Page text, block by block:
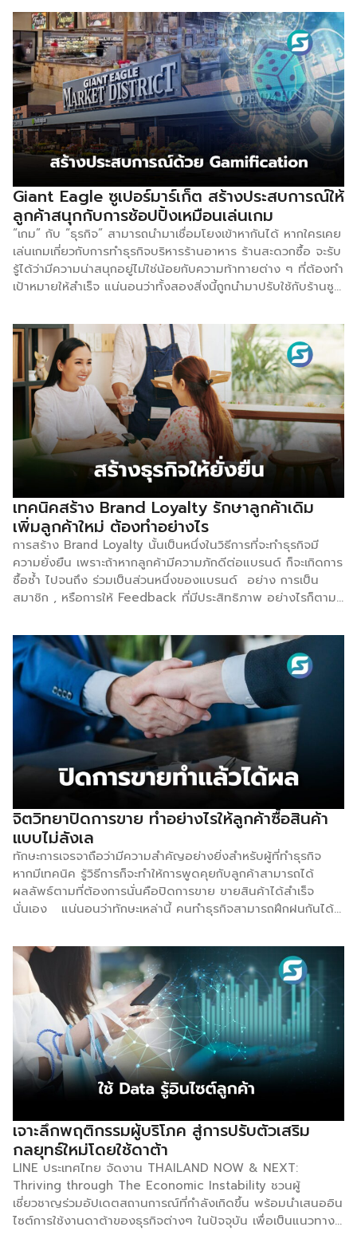
รนด์นี้คือ Lazy Economy หรือเศรษฐศาสตร์ของคนขี้เกียจ ที่
อธิบายถึงไลฟ์สไตล์ผู้บริโภคที่ชอบความสะดวกสบาย เน้นใช้เวลา
ไม่เยอะ เช่น การสั่งอาหารแบบเดลิเวอรีแม้ร้านอาหารจะอยู่ใกล้
บ้านก็ตาม, การจ้างคนไปเข้าแถวเพื่อซื้ออาหารที่อยากกิน เหล่านี้
เป็นการที่ผู้บริโภคเต็มใจที่จะใช้เงินแลกกับความสะดวกสบาย นับ
ตั้งแต่การแพร่ระบาดโควิด-19 เทรนด์ Lazy Economy ได้
เติบโตขึ้นเรื่อย ๆ จนกลายเป็นโอกาสที่แบรนด์ธุรกิจจะเข้ามาเสนอ
บริการตอบโจทย์เรื่องนี้ อีกทั้ง ธุรกิจสตาร์ทอัพทั่วโลก 34% ทำ
ธุรกิจเพื่อสนับสนุนคนขี้เกียจ งานวิจัยเรื่อง “เจาะลึกอินไซต์
พิชิตใจคนขี้เกียจ” ของนักศึกษาสาขาการตลาดวิทยาลัยการ
จัดการ มหาวิทยาลัยมหิดล (CMMU) ชี้ให้เห็นว่าตลาดคนขี้เกียจ
น่าจับตามอง และมีแนวโน้มเติบโตในอนาคต ด้านอินไซต์ Top 4
สุดยอดพฤติกรรมขี้เกียจ ที่ผู้บริโภคยอมควักกระเป๋าจ่าย และเป็น
จุดเริ่มต้นที่จะสร้างโอกาสไปสู่ธุรกิจใหม่ ๆ 1.ขี้เกียจเดินทาง ผู้คน
ลักษณะนี้จะมีความคิดว่าการเดินทางไปไหนมาไหนในแต่ละครั้ง
ต้องเสียทั้งเงิน โดยเฉพาะในเมืองใหญ่ ดังนั้น พวกเขาจึงยอม
จ่ายเพื่อซื้อเวลา […]
Giant Eagle ซูเปอร์มาร์เก็ต สร้างประสบการณ์ให้
ลูกค้าสนุกกับการช้อปปิ้งเหมือนเล่นเกม
“เกม” กับ “ธุรกิจ” สามารถนำมาเชื่อมโยงเข้าหากันได้ หากใครเคย
เล่นเกมเกี่ยวกับการทำธุรกิจบริหารร้านอาหาร ร้านสะดวกซื้อ จะรับ
รู้ได้ว่ามีความน่าสนุกอยู่ไม่ใช่น้อยกับความท้าทายต่าง ๆ ที่ต้องทำ
เป้าหมายให้สำเร็จ แน่นอนว่าทั้งสองสิ่งนี้ถูกนำมาปรับใช้กับร้านซู
มาร์เก็ตระดับภูมิภาคที่ให้บริการมากกว่า 470 สาขา ในสหรัฐฯ
โดยนอกเหนือจากบริการส่งมอบอาหารคุณภาพสูง และคุ้มค่าให้
กับลูกค้า ก็ยังมีรูปแบบการสร้างประสบการณ์ให้กับลูกค้าผ่าน
กลยุทธ์ที่เรียกว่า Gamification ที่นำกลไก และองค์ประกอบของ
เกมมาปรับใช้กับธุรกิจร้านซูเปอร์มาร์เก็ตสร้างความน่าสนใจให้กับ
ลูกค้า กระตุ้นการซื้อสินค้า หรือบริการเพิ่มมากขึ้น ร้านสะดวก
ซื้อรายนี้จะนำวิธี Gamification มาสร้างประสบการณ์ให้กับลูกค้า
เดินซื้อของเหมือนว่าอยู่ในเกมๆ หนึ่ง มีภารกิจที่ต้องทำ หากทำ
สำเร็จก็จะได้รับเป็นรางวัล หรือแต้มสะสมผ่านแอปพลิเคชัน ซึ่ง
ลูกค้าประจำกับลูกค้าหน้าใหม่ก็จะมีภารกิจที่แตกต่างกันออกไป
นอกจากนี้ ร้านซูเปอร์มาร์เก็ตรายนี้ ยังจัดโปรโมชันพิเศษอีก
มากมาย เพื่อดึงดูดลูกค้า เช่น การเติมน้ำมันฟรีให้กับลูกค้า รวม
ถึงมีดีลพิเศษ ๆ ออกมาเสมอ แน่นอนว่ากลยุทธ์กลายเป็นจุด
ดึงดูดให้ลูกค้าต้องกลับมาซื้อสินค้าที่ร้านอยู่เสมอ เพื่อติดตาม
โปรโมชันสำคัญที่พลาดไม่ได้ แน่นอนว่ากลยุทธ์
“Gamification Marketing” เป็นวิธีการทำการตลาดที่ได้ผลลัพธ์
ที่ดีเยี่ยมในยุคดิจิทัลที่นำเสน่ห์ของการเล่นเกมมาอยู่ในโลกแห่ง
การทำธุรกิจยังสามารถเพิ่มยอดขาย […]
เทคนิคสร้าง Brand Loyalty รักษาลูกค้าเดิม
เพิ่มลูกค้าใหม่ ต้องทำอย่างไร
การสร้าง Brand Loyalty นั้นเป็นหนึ่งในวิธีการที่จะทำธุรกิจมี
ความยั่งยืน เพราะถ้าหากลูกค้ามีความภักดีต่อแบรนด์ ก็จะเกิดการ
ซื้อซ้ำ ไปจนถึง ร่วมเป็นส่วนหนึ่งของแบรนด์ อย่าง การเป็น
สมาชิก , หรือการให้ Feedback ที่มีประสิทธิภาพ อย่างไรก็ตาม
น่าเชื่อถือของสินค้า หรือบริการ ต่อลูกค้าให้ได้นั่นเอง ซึ่งนั่นก็คือ
Trust ความเชื่อมั่น คือสิ่งที่สร้างได้ยาก แต่เมื่อสร้างได้
แล้ว จะเป็นทรัพย์สินที่ทรงคุณค่าของธุรกิจเลย เปรียบเสมือนราก
แก้วที่สำคัญ ที่จะเป็นรากฐาน ทำให้ธุรกิจเติบโตได้ในอนาคต
อย่างมั่นคง การจะสร้างความเชื่อมั่นให้เกิดขึ้นได้นั้นมีองค์ประกอบ
หลายปัจจัย แต่ 2 สิ่งที่สำคัญที่สุด และ เป็นประตูเพื่อเปิดออกไป
เชื่อมโยงสู่วิธีการอื่นๆนั้นก็คือ Quality คุณภาพ และ
Satisfaction ความพึงพอใจ ไม่มีใครหรอกที่อยากจะทานอาหาร
รสชาติแย่ๆ สกปรก ไม่ปลอดภัย และก็ไม่มีใครอยากใช้
ผลิตภัณฑ์ที่ไม่มีประสิทธิภาพ ใช้งานยาก และไม่มีความทนทาน
และก็ไม่มีใครที่อยากจะใช้บริการที่ เชื่องช้า อัธยาศัยไม่ดี และมีประ
สิทธิภาพครึ่งๆกลางๆ […]
จิตวิทยาปิดการขาย ทำอย่างไรให้ลูกค้าซื้อสินค้า
แบบไม่ลังเล
ทักษะการเจรจาถือว่ามีความสำคัญอย่างยิ่งสำหรับผู้ที่ทำธุรกิจ
หากมีเทคนิค รู้วิธีการก็จะทำให้การพูดคุยกับลูกค้าสามารถได้
ผลลัพธ์ตามที่ต้องการนั่นคือปิดการขาย ขายสินค้าได้สำเร็จ
นั่นเอง แน่นอนว่าทักษะเหล่านี้ คนทำธุรกิจสามารถฝึกฝนกันได้
วิเคราะห์ การคาดการณ์ว่าจะทำอย่างไร นี่คือหลักการจิตวิทยา
การขาย ทำอย่างไรให้ลูกค้าตัดสินใจซื้อสินค้าแบบไม่ลังเล อย่า
สนใจเกี่ยวกับฟีเจอร์สินค้า ข้อมูลล่าสุดเกี่ยวกับการขายนั้นชี้ให้
เห็นถึงความชัดเจนข้อหนึ่งว่า พนักงานขายที่พูดถึงลักษณะสินค้า
ที่เสนอขาย มีแนวโน้มที่จะปิดการขายได้น้อยลงมาก แทนที่จะพูด
เรื่องนี้ลองเปลี่ยนมาทำความเข้าใจกับความต้องการของลูกค้า
ก่อนจะดีหรือไม่ จากนั้นลองจับคู่ความต้องการนั้นกับโซลูชันที่
คุณต้องการอยากจะแก้ปัญหาอย่างแท้จริง อย่ามุ่งที่จะขายมากจน
เกิดไป ตรงนี้จะสร้างความสมเหตุสมผลที่จะโน้มน้าวให้ลูกค้าซื้อ
สินค้าได้ดีกว่า พูดด้วยจังหวะที่ช้า การพูดที่ดีควรมีจังหวะที่น่า
สนใจ โดยข้อมูลระบุว่าการพูดที่ใช้คำน้อยลงต่อนาทีจะสามารถเข้า
ถึงกลุ่มเป้าหมายได้ดีขึ้น สอดคล้องกับพนักงานขายชั้นนำที่มัก
พูดน้อยเหมือนกัน ยิ่งเราสามารถชะลอจังหวะ สนทนาอย่างสบาย
ๆ ไม่เร่งรีบ และมีการโต้ตอบกันอย่างจริงใจมากเท่าไหร่ โอกาสที่
เราจะปิดการขายก็ยิ่งมีมากขึ้นเท่านั้น ต้องยอมรับกันตามตรงว่า
เวลาคุณพูดคุยกับใครสักคนที่รู้สึกสบายใจ จังหวะการสนทนาก็จะ
ช้าลงตามธรรมชาติ และจะไม่รู้สึกถึงความเร่งรีบ หรือคิดอยู่
เจาะลึกพฤติกรรมผู้บริโภค สู่การปรับตัวเสริม
กลยุทธ์ใหม่โดยใช้ดาต้า
LINE ประเทศไทย จัดงาน THAILAND NOW & NEXT:
Thriving through The Economic Instability ชวนผู้
เชี่ยวชาญร่วมอัปเดตสถานการณ์ที่กำลังเกิดขึ้น พร้อมนำเสนออิน
ไซต์การใช้งานดาต้าของธุรกิจต่างๆ ในปัจจุบัน เพื่อเป็นแนวทาง